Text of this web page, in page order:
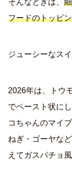
そんなときは、
フードのトッピ
ジューシーなス
2026年は、トウ
でペースト状に
コちゃんのマイ
ねぎ・ゴーヤな
えてガスパチョ